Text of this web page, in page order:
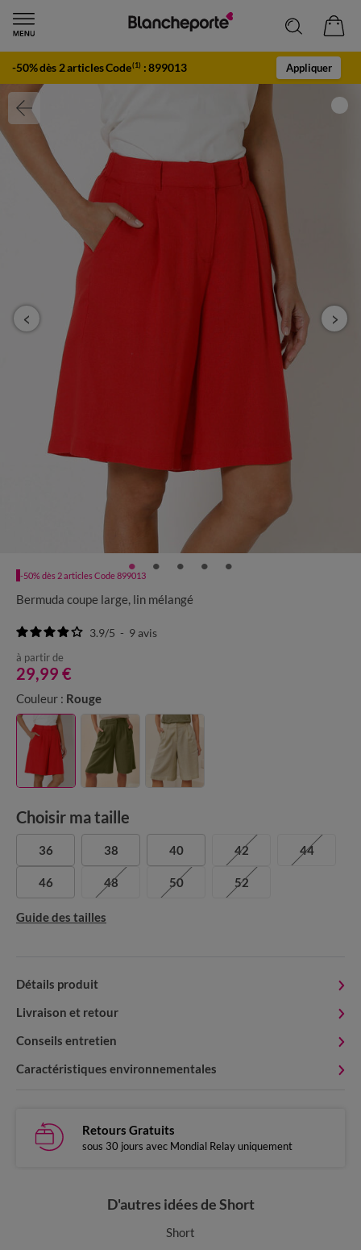
-50% dès 2 articles Code(1) :899013 Appliquer
-50% dès 2 articles Code 899013
Bermuda coupe large, lin mélangé
3.9/5 - 9avis
à partir de
29,99 €
Couleur : Rouge
Choisir ma taille
36 38 40 42 44
46 48 50 52
Guide des tailles
Détails produit
Livraison et retour
Conseils entretien
Caractéristiques environnementales
Retours Gratuits
sous 30 jours avec Mondial Relay uniquement
D'autres idées de Short
Short